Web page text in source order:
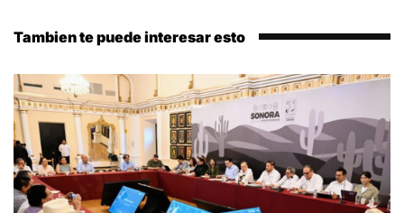
Tambien te puede interesar esto